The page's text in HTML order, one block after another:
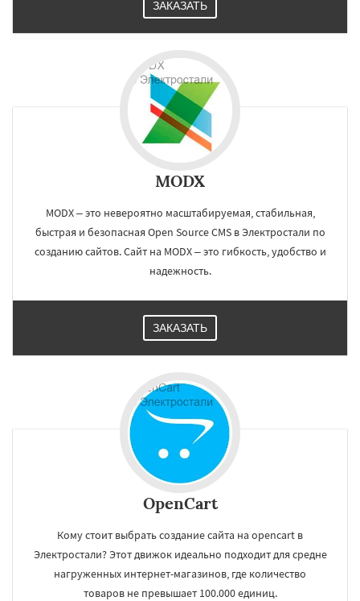
ЗАКАЗАТЬ
MODX
MODX – это невероятно масштабируемая, стабильная,
быстрая и безопасная Open Source CMS в Электростали по
созданию сайтов. Сайт на MODX – это гибкость, удобство и
надежность.
ЗАКАЗАТЬ
OpenCart
Кому стоит выбрать создание сайта на opencart в
Электростали? Этот движок идеально подходит для средне
нагруженных интернет-магазинов, где количество
товаров не превышает 100.000 единиц.